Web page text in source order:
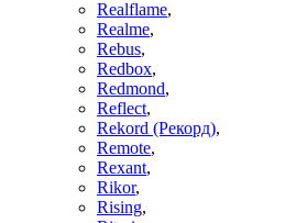
Realflame,
Realme,
Rebus,
Redbox,
Redmond,
Reflect,
Rekord (Рекорд),
Remote,
Rexant,
Rikor,
Rising,